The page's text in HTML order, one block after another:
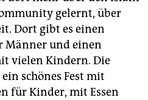
gelernt, über
Dort gibt es einen
Männer und einen
vielen Kindern. Die
schönes Fest mit
für Kinder, mit Essen